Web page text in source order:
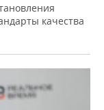
качества